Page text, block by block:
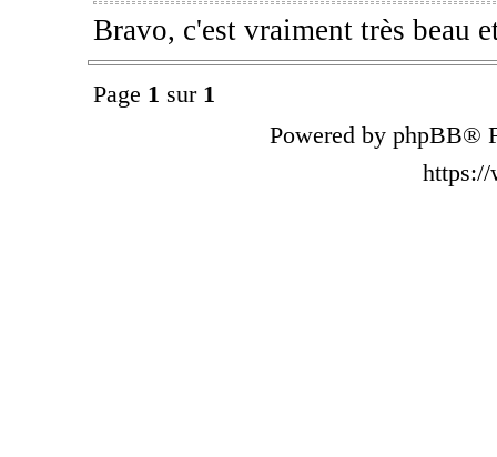
Bravo, c'est vraiment très beau
Page 1 sur 1
Powered by phpBB®
https://